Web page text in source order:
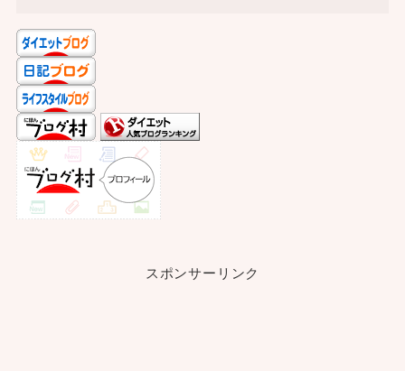
スポンサーリンク